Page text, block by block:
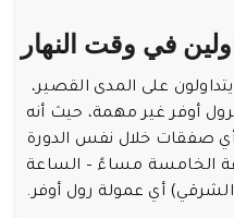
في وقت النهار
على المدى القصير،
أوفر غير مهمة، حيث أنه
صفقات خلال نفس الدورة
الساعة الخامسة مساءً – الساعة
أي عمولة رول أوفر.